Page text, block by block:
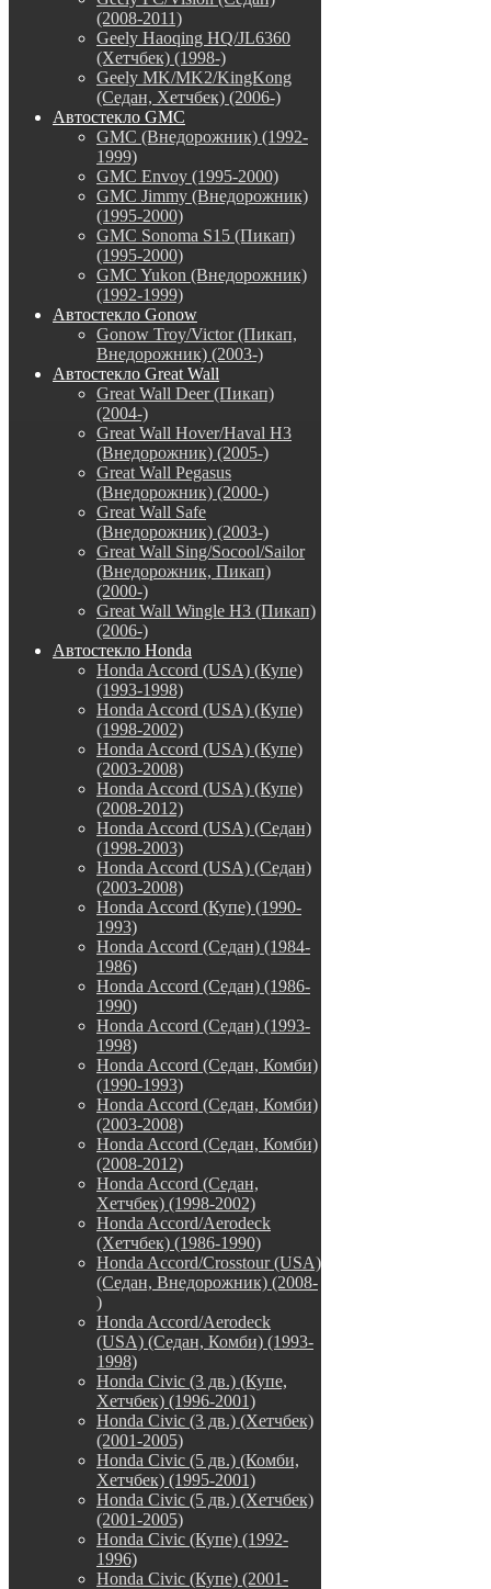
(2008-2011)
Geely Haoqing HQ/JL6360
(Хетчбек) (1998-)
Geely MK/MK2/KingKong
(Седан, Хетчбек) (2006-)
Автостекло GMC
GMC (Внедорожник) (1992-
1999)
GMC Envoy (1995-2000)
GMC Jimmy (Внедорожник)
(1995-2000)
GMC Sonoma S15 (Пикап)
(1995-2000)
GMC Yukon (Внедорожник)
(1992-1999)
Автостекло Gonow
Gonow Troy/Victor (Пикап,
Внедорожник) (2003-)
Автостекло Great Wall
Great Wall Deer (Пикап)
(2004-)
Great Wall Hover/Haval H3
(Внедорожник) (2005-)
Great Wall Pegasus
(Внедорожник) (2000-)
Great Wall Safe
(Внедорожник) (2003-)
Great Wall Sing/Socool/Sailor
(Внедорожник, Пикап)
(2000-)
Great Wall Wingle H3 (Пикап)
(2006-)
Автостекло Honda
Honda Accord (USA) (Купе)
(1993-1998)
Honda Accord (USA) (Купе)
(1998-2002)
Honda Accord (USA) (Купе)
(2003-2008)
Honda Accord (USA) (Купе)
(2008-2012)
Honda Accord (USA) (Седан)
(1998-2003)
Honda Accord (USA) (Седан)
(2003-2008)
Honda Accord (Купе) (1990-
1993)
Honda Accord (Седан) (1984-
1986)
Honda Accord (Седан) (1986-
1990)
Honda Accord (Седан) (1993-
1998)
Honda Accord (Седан, Комби)
(1990-1993)
Honda Accord (Седан, Комби)
(2003-2008)
Honda Accord (Седан, Комби)
(2008-2012)
Honda Accord (Седан,
Хетчбек) (1998-2002)
Honda Accord/Aerodeck
(Хетчбек) (1986-1990)
Honda Accord/Crosstour (USA)
(Седан, Внедорожник) (2008-
)
Honda Accord/Аerodeck
(USA) (Седан, Комби) (1993-
1998)
Honda Civic (3 дв.) (Купе,
Хетчбек) (1996-2001)
Honda Civic (3 дв.) (Хетчбек)
(2001-2005)
Honda Civic (5 дв.) (Комби,
Хетчбек) (1995-2001)
Honda Civic (5 дв.) (Хетчбек)
(2001-2005)
Honda Civic (Купе) (1992-
1996)
Honda Civic (Купе) (2001-